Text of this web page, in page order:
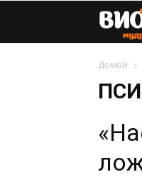
Домой